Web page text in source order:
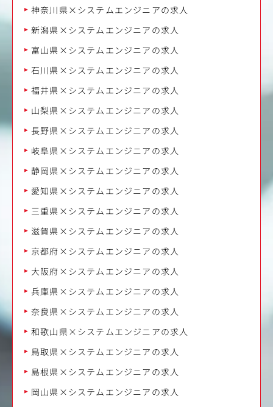
神奈川県×システムエンジニアの求人
新潟県×システムエンジニアの求人
富山県×システムエンジニアの求人
石川県×システムエンジニアの求人
福井県×システムエンジニアの求人
山梨県×システムエンジニアの求人
長野県×システムエンジニアの求人
岐阜県×システムエンジニアの求人
静岡県×システムエンジニアの求人
愛知県×システムエンジニアの求人
三重県×システムエンジニアの求人
滋賀県×システムエンジニアの求人
京都府×システムエンジニアの求人
大阪府×システムエンジニアの求人
兵庫県×システムエンジニアの求人
奈良県×システムエンジニアの求人
和歌山県×システムエンジニアの求人
鳥取県×システムエンジニアの求人
島根県×システムエンジニアの求人
岡山県×システムエンジニアの求人